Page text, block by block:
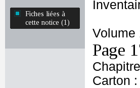
Fiches liées à
cette notice (1)
Volume
Page
Carton